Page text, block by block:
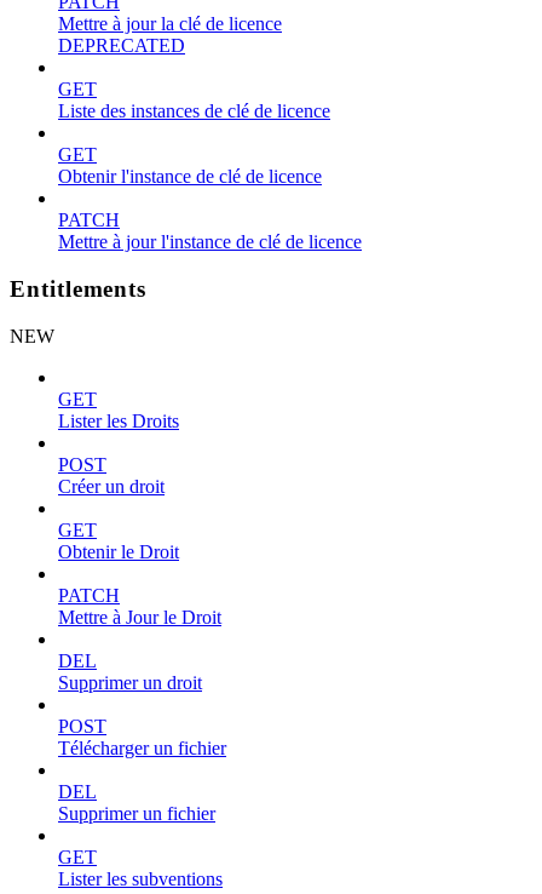
Mettre à jour la clé de licence
DEPRECATED
GET
Liste des instances de clé de licence
GET
Obtenir l'instance de clé de licence
PATCH
Mettre à jour l'instance de clé de licence
Entitlements
NEW
GET
Lister les Droits
POST
Créer un droit
GET
Obtenir le Droit
PATCH
Mettre à Jour le Droit
DEL
Supprimer un droit
POST
Télécharger un fichier
DEL
Supprimer un fichier
GET
Lister les subventions